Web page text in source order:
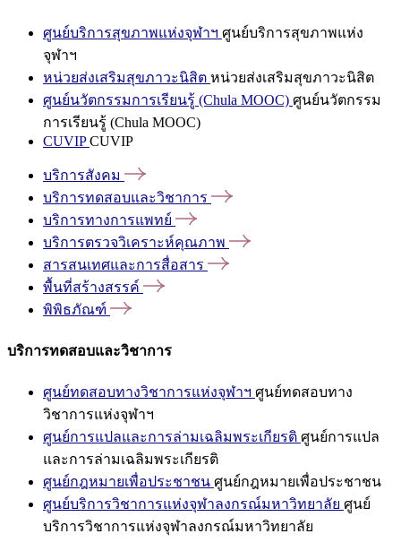
ศูนย์บริการสุขภาพแห่งจุฬาฯ ศูนย์บริการสุขภาพแห่ง
จุฬาฯ
หน่วยส่งเสริมสุขภาวะนิสิต หน่วยส่งเสริมสุขภาวะนิสิต
ศูนย์นวัตกรรมการเรียนรู้ (Chula MOOC) ศูนย์นวัตกรรม
การเรียนรู้ (Chula MOOC)
CUVIPCUVIP
บริการสังคม
บริการทดสอบและวิชาการ
บริการทางการแพทย์
บริการตรวจวิเคราะห์คุณภาพ
สารสนเทศและการสื่อสาร
พื้นที่สร้างสรรค์
พิพิธภัณฑ์
บริการทดสอบและวิชาการ
ศูนย์ทดสอบทางวิชาการแห่งจุฬาฯ ศูนย์ทดสอบทาง
วิชาการแห่งจุฬาฯ
ศูนย์การแปลและการล่ามเฉลิมพระเกียรติ ศูนย์การแปล
และการล่ามเฉลิมพระเกียรติ
ศูนย์กฎหมายเพื่อประชาชน ศูนย์กฎหมายเพื่อประชาชน
ศูนย์บริการวิชาการแห่งจุฬาลงกรณ์มหาวิทยาลัย ศูนย์
บริการวิชาการแห่งจุฬาลงกรณ์มหาวิทยาลัย